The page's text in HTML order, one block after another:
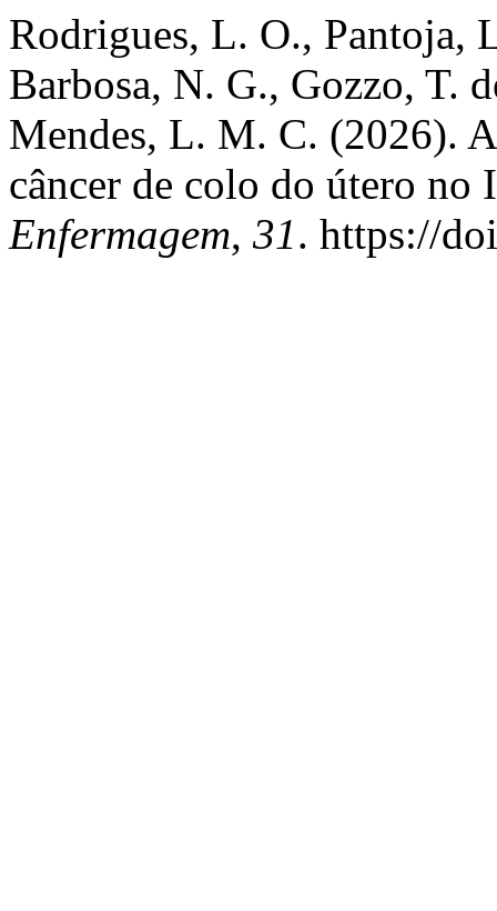
Rodrigues, L. O., Pantoja,
Barbosa, N. G., Gozzo, T.
Mendes, L. M. C. (2026).
câncer de colo do útero no
Enfermagem, 31. https://